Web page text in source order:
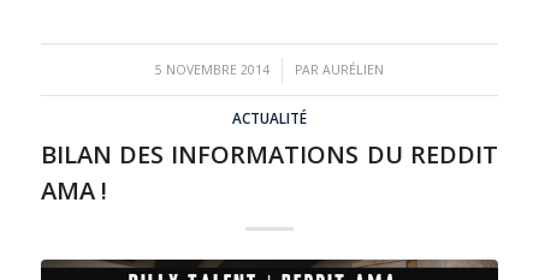
5 NOVEMBRE 2014
/ PAR AURÉLIEN
ACTUALITÉ
BILAN DES INFORMATIONS DU REDDIT
AMA !